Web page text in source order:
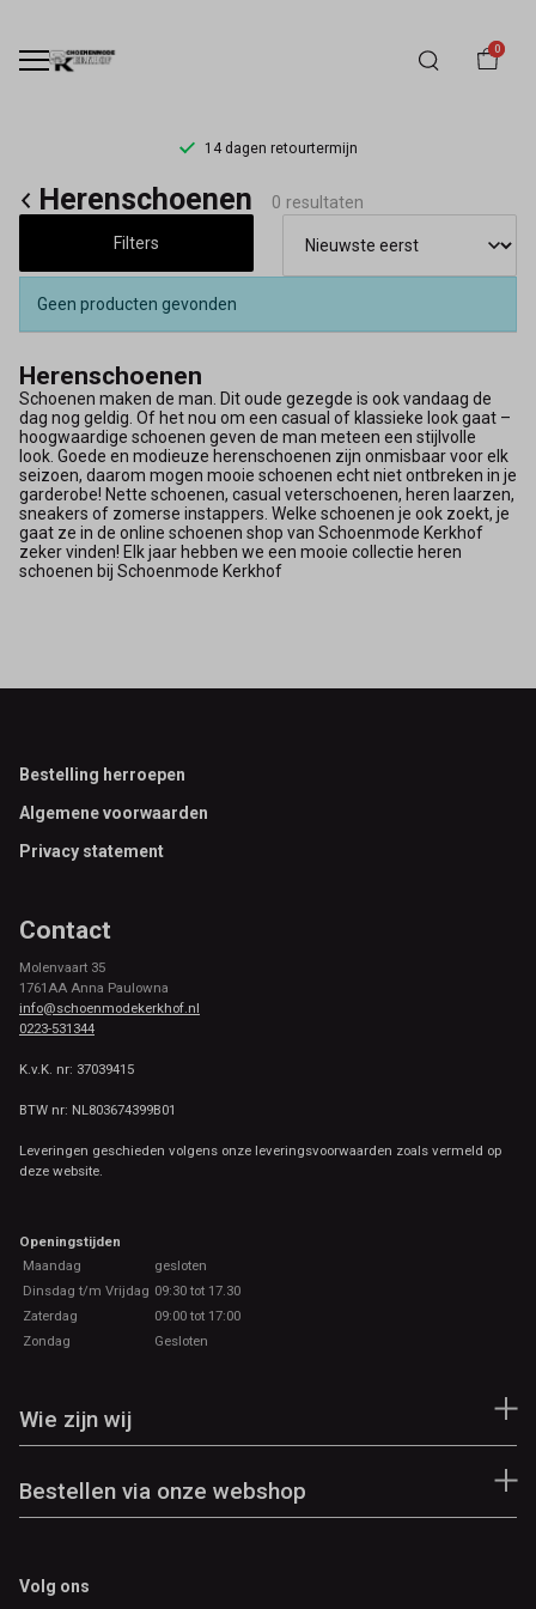
0
14 dagen retourtermijn
Herenschoenen
Schoenmode
Kerkhof
Herenschoenen 0 resultaten
Filters
Geen producten gevonden
Herenschoenen
Schoenen maken de man. Dit oude gezegde is ook vandaag de
dag nog geldig. Of het nou om een casual of klassieke look gaat –
hoogwaardige schoenen geven de man meteen een stijlvolle
look. Goede en modieuze herenschoenen zijn onmisbaar voor elk
seizoen, daarom mogen mooie schoenen echt niet ontbreken in je
garderobe! Nette schoenen, casual veterschoenen, heren laarzen,
sneakers of zomerse instappers. Welke schoenen je ook zoekt, je
gaat ze in de online schoenen shop van Schoenmode Kerkhof
zeker vinden! Elk jaar hebben we een mooie collectie heren
schoenen bij Schoenmode Kerkhof
Footer
Bestelling herroepen
Algemene voorwaarden
Privacy statement
Contact
Molenvaart 35
1761AA Anna Paulowna
info@schoenmodekerkhof.nl
0223-531344
K.v.K. nr: 37039415
BTW nr: NL803674399B01
Leveringen geschieden volgens onze leveringsvoorwaarden zoals vermeld op
deze website.
Openingstijden
Maandag
gesloten
Dinsdag t/m Vrijdag 09:30 tot 17.30
Zaterdag
09:00 tot 17:00
Zondag
Gesloten
Wie zijn wij
Bestellen via onze webshop
Volg ons